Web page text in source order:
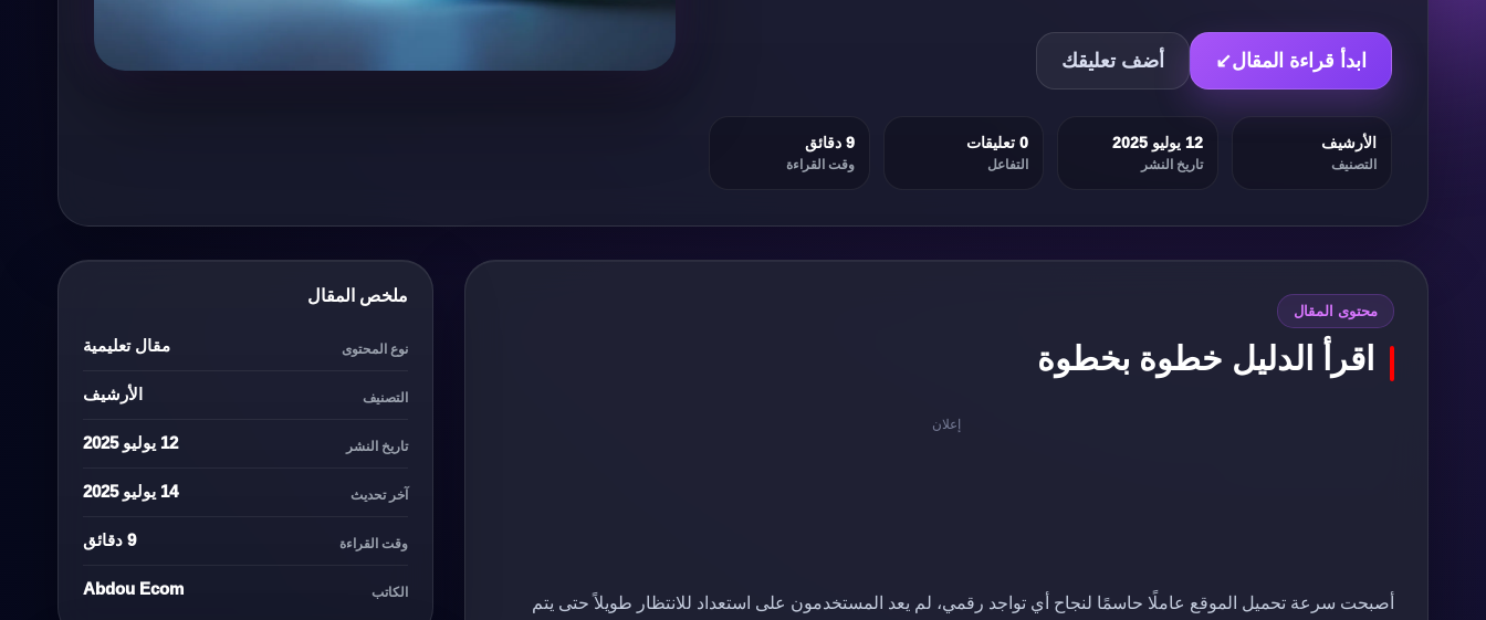
ابدأ قراءة المقال↙ أضف تعليقك
الأرشيف
التصنيف
12 يوليو 2025
تاريخ النشر
0 تعليقات
التفاعل
9 دقائق
وقت القراءة
محتوى المقال
اقرأ الدليل خطوة بخطوة
إعلان
أصبحت سرعة تحميل الموقع عاملًا حاسمًا لنجاح أي تواجد رقمي، لم يعد المستخدمون على استعداد للانتظار طويلاً حتى يتم
ملخص المقال
نوع المحتوى مقال تعليمية
التصنيف الأرشيف
تاريخ النشر 12 يوليو 2025
آخر تحديث 14 يوليو 2025
وقت القراءة 9 دقائق
الكاتب Abdou Ecom